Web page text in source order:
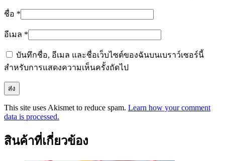
ชื่อ *
อีเมล *
บันทึกชื่อ, อีเมล และชื่อเว็บไซต์ของฉันบนเบราว์เซอร์นี้
สำหรับการแสดงความเห็นครั้งถัดไป
This site uses Akismet to reduce spam. Learn how your comment
data is processed.
สินค้าที่เกี่ยวข้อง